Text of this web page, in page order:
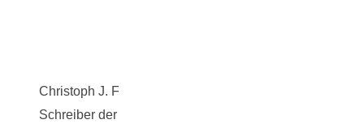
Christoph J. F
Schreiber der